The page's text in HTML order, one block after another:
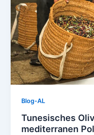
Blog-AL
Tunesisches
mediterranen